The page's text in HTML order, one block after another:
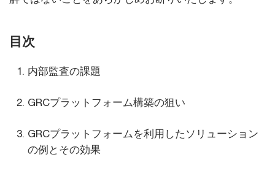
目次
内部監査の課題
GRCプラットフォーム構築の狙い
GRCプラットフォームを利用したソリューション
の例とその効果